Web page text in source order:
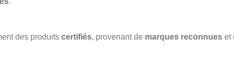
des produits certifiés, provenant de marques reconnues et